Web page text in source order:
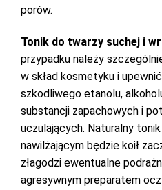
porów.
Tonik do twarzy suchej i
przypadku należy
w skład kosmetyku i
szkodliwego etanolu,
substancji zapachowych i
uczulających. Naturalny
nawilżającym będzie koił
złagodzi ewentualne
agresywnym preparatem